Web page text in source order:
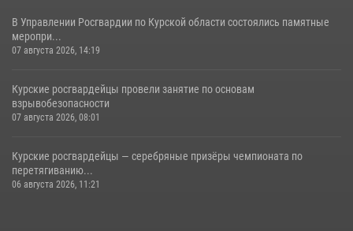
В Управлении Росгвардии по Курской области состоялись памятные
меропри...
07 августа 2026, 14:19
Курские росгвардейцы провели занятие по основам
взрывобезопасности
07 августа 2026, 08:01
Курские росгвардейцы — серебряные призёры чемпионата по
перетягиванию...
06 августа 2026, 11:21